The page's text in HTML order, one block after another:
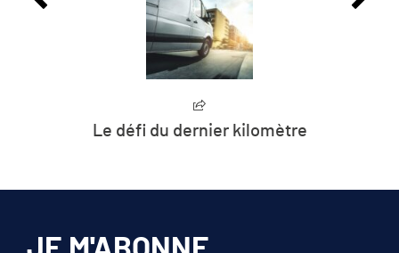
Territoires en transition